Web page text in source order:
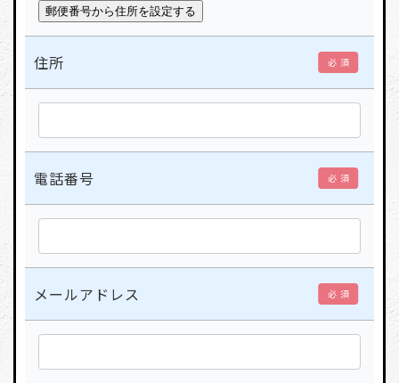
住所 必 須
電話番号 必 須
メールアドレス 必 須